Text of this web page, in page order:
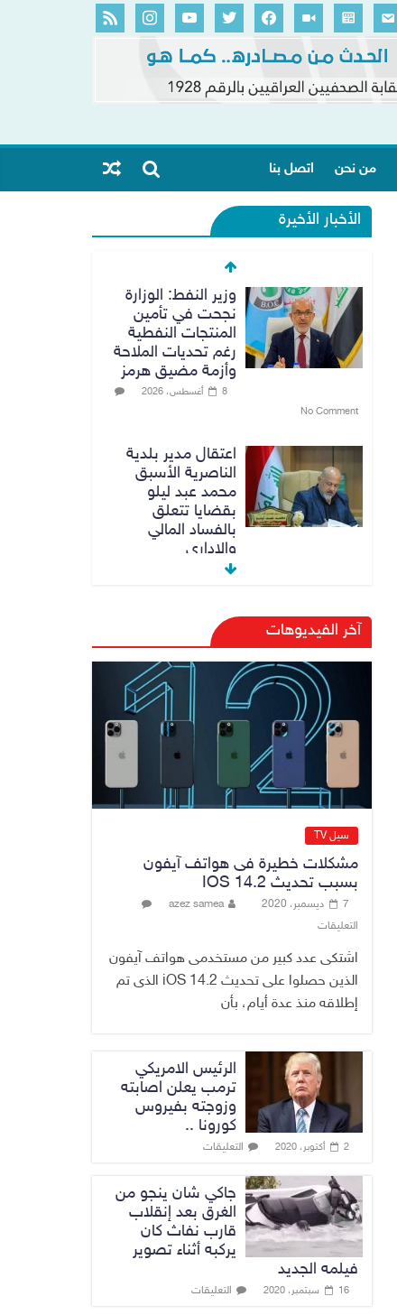
من نحن اتصل بنا
الأخبار الأخيرة
وزير النفط: الوزارة
نجحت في تأمين
المنتجات النفطية
رغم تحديات الملاحة
وأزمة مضيق هرمز
8 أغسطس، 2026
No Comment
اعتقال مدير بلدية
الناصرية الأسبق
محمد عبد ليلو
بقضايا تتعلق
بالفساد المالي
والاداري
No Comment
النزاهة تنفي مداهمة
منزل شقيق رئيس
وزراء سابق في
الكاظمية
8 أغسطس، 2026
No Comment
رئيس حكومة إقليم
بارزاني ينفي ما يشاع
عن وجود عسكري
8 أغسطس، 2026 No Comment
الدخيل يتابع ميدانياً
الاستراتيجية
بالموصل ويشدد
على ضرورة إنجازها
آخر الفيديوهات
سيل TV
مشكلات خطيرة فى هواتف آيفون
بسبب تحديث IOS 14.2
7 ديسمبر، 2020
azez samea
التعليقات
اشتكى عدد كبير من مستخدمى هواتف آيفون
الذين حصلوا على تحديث iOS 14.2 الذى تم
إطلاقه منذ عدة أيام، بأن
الرئيس الامريكي
ترمب يعلن اصابته
وزوجته بفيروس
كورونا ..
2 أكتوبر، 2020 التعليقات
جاكي شان ينجو من
الغرق بعد إنقلاب
قارب نفاث كان
يركبه أثناء تصوير
فيلمه الجديد
16 سبتمبر، 2020 التعليقات